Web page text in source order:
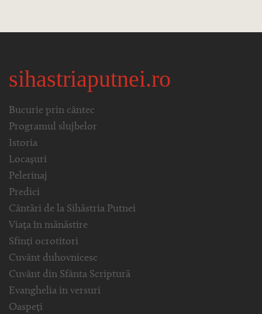
sihastriaputnei.ro
Bucurie prin cântec
Programul slujbelor
Istoria
Locașuri
Pelerinaj
Predici
Cântări de la Sihăstria Putnei
Viața în mănăstire
Sfinți ocrotitori
Cuvânt duhovnicesc
Cuvânt din Sfânta Scriptură
Evanghelia in versuri
Oaspeți